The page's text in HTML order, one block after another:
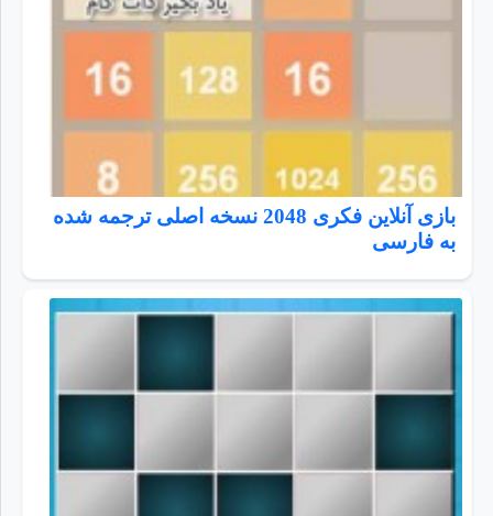
بازی آنلاین فکری 2048 نسخه اصلی ترجمه شده
به فارسی